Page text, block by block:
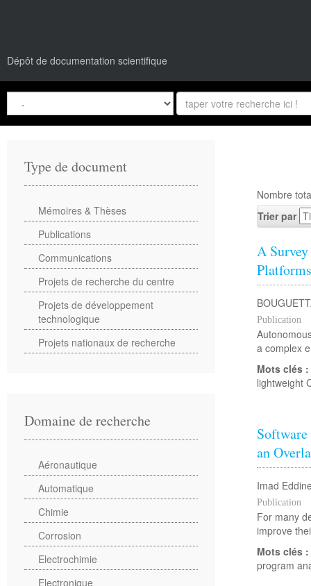
Dépôt de documentation scientifique
Nombre
Trier par
A
Publication
a complex
Mots clés :
lightweight
an
Imad
Publication
For many
improve
Mots clés :
program
Type de document
Mémoires & Thèses
Publications
Communications
Projets de recherche du centre
Projets de développement
technologique
Projets nationaux de recherche
Domaine de recherche
Aéronautique
Automatique
Chimie
Corrosion
Electrochimie
Electronique